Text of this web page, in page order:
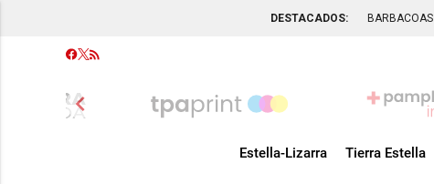
DESTACADOS: BARBACOAS
chevron_left
Estella-Lizarra Tierra Estella